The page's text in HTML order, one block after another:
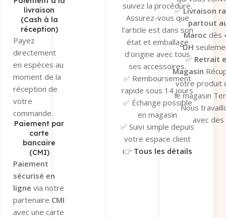
livraison
(Cash à la
réception)
Payez
directement
en espèces au
moment de la
réception de
votre
commande.
Paiement par
carte
bancaire
(CMI)
Paiement
sécurisé en
ligne via notre
partenaire CMI
avec une carte
suivez la procédure.
Assurez-vous que
l’article est dans son
état et emballage
d’origine avec tous
ses accessoires.
✅ Remboursement
rapide sous 14 jours
✅ Échange possible
en magasin
✅ Suivi simple depuis
votre espace client
👉 Tous les détails
✅Livraison
partout
Maroc dès
DH
✅ Retrait
Magasin
votre produit
le magasin
Nous
avec des
fiables pour
un suivi en